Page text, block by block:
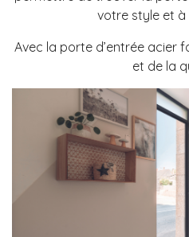
votre style et à
Avec la porte d’entrée acier
et de la